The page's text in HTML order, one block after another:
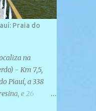
Praia do
na
- Km 7,5,
Piauí, a 338
e 26